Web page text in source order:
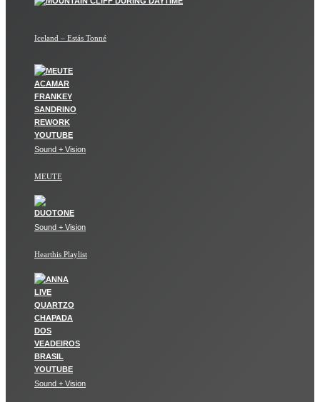
Iceland – Estás Tonné
Sound + Vision
MEUTE
Sound + Vision
Hearthis Playlist
Sound + Vision